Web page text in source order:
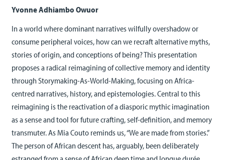
Yvonne Adhiambo Owuor
In a world where dominant narratives wilfully overshadow or
consume peripheral voices, how can we recraft alternative myths,
stories of origin, and conceptions of being? This presentation
proposes a radical reimagining of collective memory and identity
through Storymaking-As-World-Making, focusing on Africa-
centred narratives, history, and epistemologies. Central to this
reimagining is the reactivation of a diasporic mythic imagination
as a sense and tool for future crafting, self-definition, and memory
transmuter. As Mia Couto reminds us, “We are made from stories.”
The person of African descent has, arguably, been deliberately